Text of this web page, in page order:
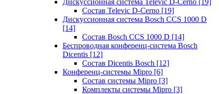
Дискуссионная система Televic D-Cerno [19]
Состав Televic D-Cerno [19]
Дискуссионная система Bosch CCS 1000 D
[14]
Состав Bosch CCS 1000 D [14]
Беспроводная конференц-система Bosch
Dicentis [12]
Состав Dicentis Bosch [12]
Конференц-системы Mipro [6]
Состав системы Mipro [3]
Комплекты системы Mipro [3]